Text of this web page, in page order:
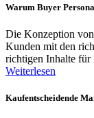
Warum Buyer
Die Konzeption
Kunden mit den
richtigen Inhalte für
Weiterlesen
Kaufentscheidende